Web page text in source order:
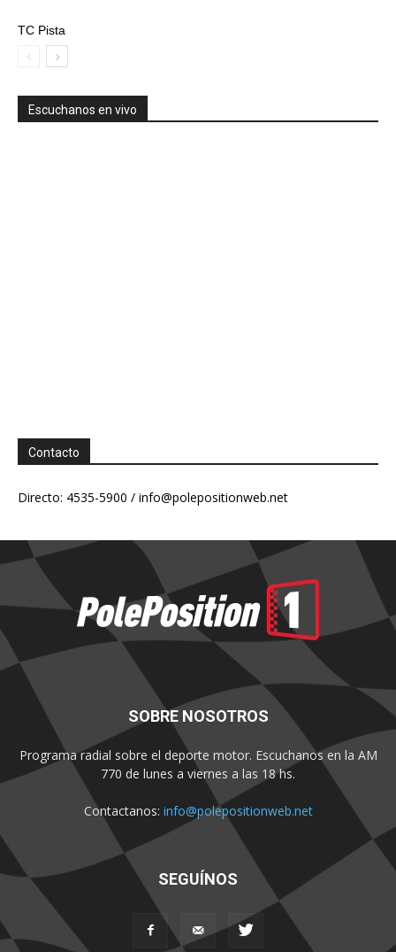
TC Pista
Escuchanos en vivo
Contacto
Directo: 4535-5900 / info@polepositionweb.net
SOBRE NOSOTROS
Programa radial sobre el deporte motor. Escuchanos en la AM
770 de lunes a viernes a las 18 hs.
Contactanos: info@polepositionweb.net
SEGUÍNOS